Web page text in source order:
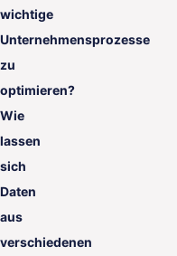
wichtige
Unternehmensprozesse
zu
optimieren?
Wie
lassen
sich
Daten
aus
verschiedenen